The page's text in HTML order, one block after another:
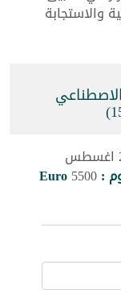
والاستجابة
16 - 20 اغسطس
:
5500
Euro